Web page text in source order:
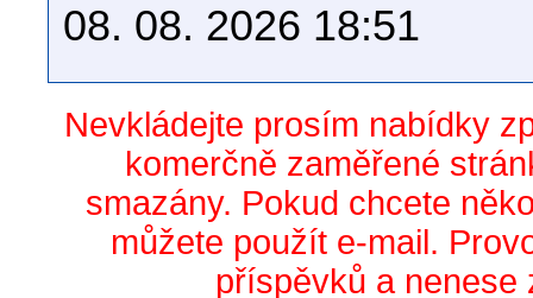
08. 08. 2026 18:51
Nevkládejte prosím nabídky
komerčně zaměřené
smazány. Pokud chcete
můžete použít e-mail.
příspěvků a nenese